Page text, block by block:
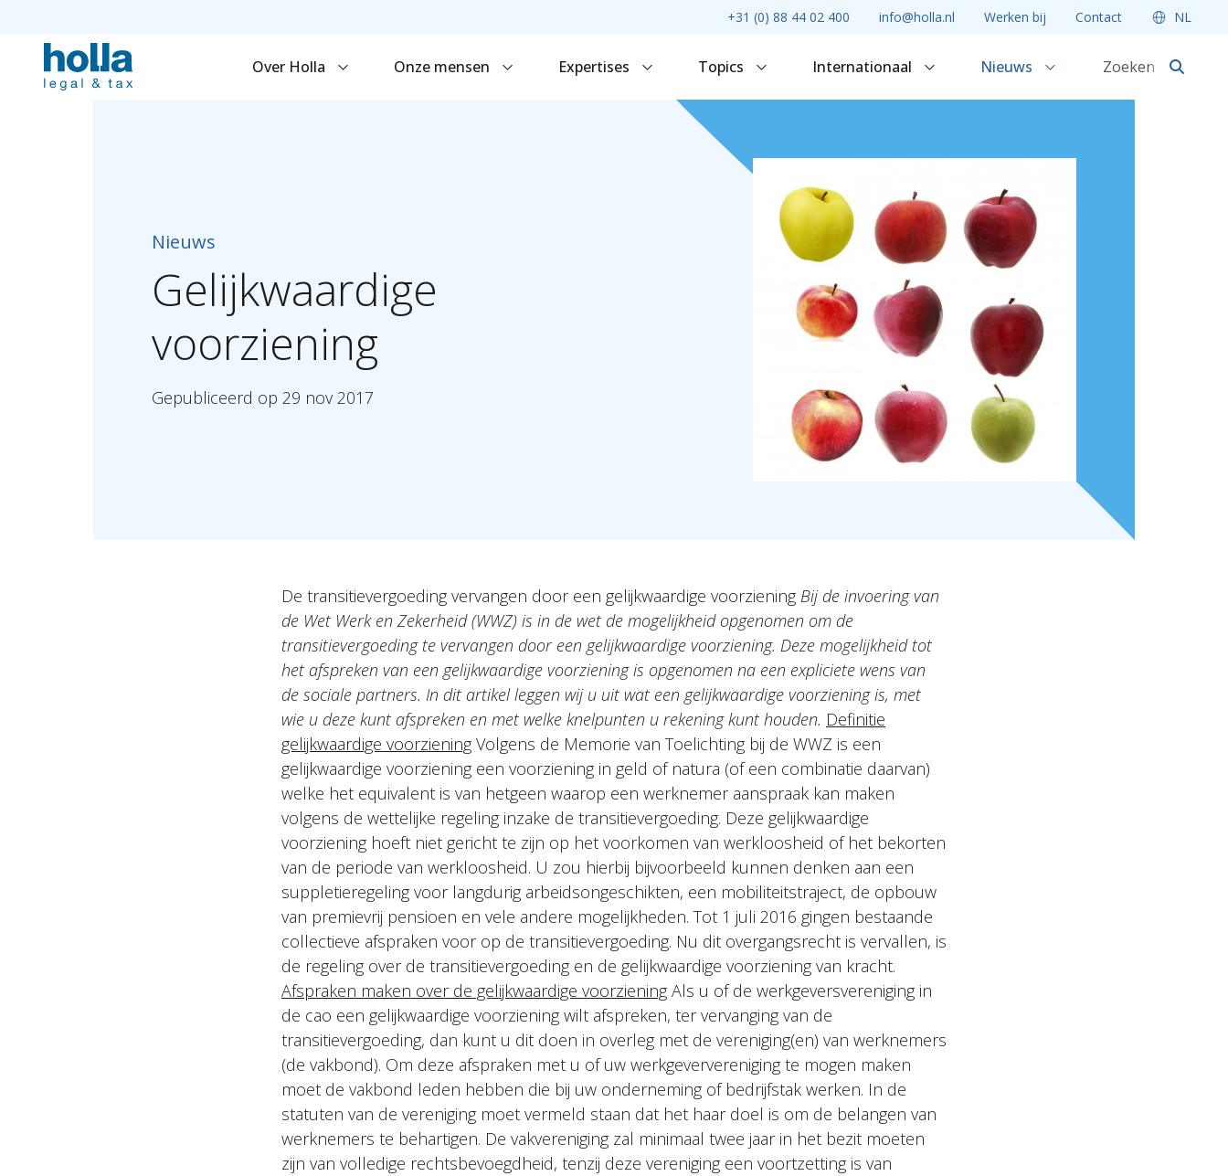
+31 (0) 88 44 02 400 info@holla.nl Werken bij Contact NL
Over Holla Onze mensen Expertises Topics Internationaal Nieuws
Nieuws
Gelijkwaardige
voorziening
Gepubliceerd op 29 nov 2017
De transitievergoeding vervangen door een gelijkwaardige voorziening Bij de invoering van
de Wet Werk en Zekerheid (WWZ) is in de wet de mogelijkheid opgenomen om de
transitievergoeding te vervangen door een gelijkwaardige voorziening. Deze mogelijkheid tot
het afspreken van een gelijkwaardige voorziening is opgenomen na een expliciete wens van
de sociale partners. In dit artikel leggen wij u uit wat een gelijkwaardige voorziening is, met
wie u deze kunt afspreken en met welke knelpunten u rekening kunt houden. Definitie
gelijkwaardige voorziening Volgens de Memorie van Toelichting bij de WWZ is een
gelijkwaardige voorziening een voorziening in geld of natura (of een combinatie daarvan)
welke het equivalent is van hetgeen waarop een werknemer aanspraak kan maken
volgens de wettelijke regeling inzake de transitievergoeding. Deze gelijkwaardige
voorziening hoeft niet gericht te zijn op het voorkomen van werkloosheid of het bekorten
van de periode van werkloosheid. U zou hierbij bijvoorbeeld kunnen denken aan een
suppletieregeling voor langdurig arbeidsongeschikten, een mobiliteitstraject, de opbouw
van premievrij pensioen en vele andere mogelijkheden. Tot 1 juli 2016 gingen bestaande
collectieve afspraken voor op de transitievergoeding. Nu dit overgangsrecht is vervallen, is
de regeling over de transitievergoeding en de gelijkwaardige voorziening van kracht.
Afspraken maken over de gelijkwaardige voorziening Als u of de werkgeversvereniging in
de cao een gelijkwaardige voorziening wilt afspreken, ter vervanging van de
transitievergoeding, dan kunt u dit doen in overleg met de vereniging(en) van werknemers
(de vakbond). Om deze afspraken met u of uw werkgeververeniging te mogen maken
moet de vakbond leden hebben die bij uw onderneming of bedrijfstak werken. In de
statuten van de vereniging moet vermeld staan dat het haar doel is om de belangen van
werknemers te behartigen. De vakvereniging zal minimaal twee jaar in het bezit moeten
zijn van volledige rechtsbevoegdheid, tenzij deze vereniging een voortzetting is van